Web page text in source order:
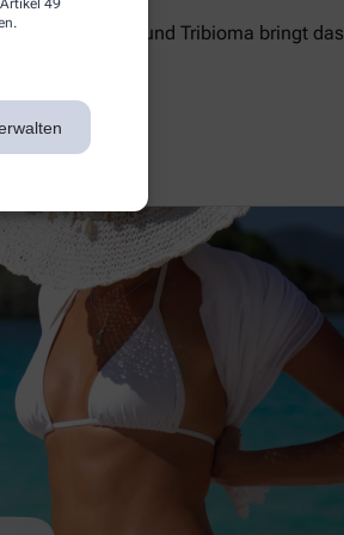
49
und Tribioma bringt das